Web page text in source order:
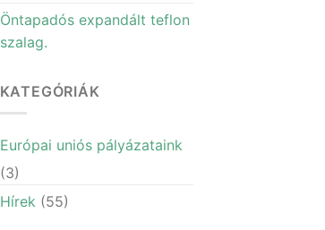
Öntapadós expandált teflon
szalag.
KATEGÓRIÁK
Európai uniós pályázataink
(3)
Hírek(55)